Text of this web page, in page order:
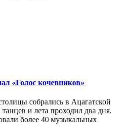
«Голос кочевников»
собрались в Ацагатской
и лета проходил два дня.
более 40 музыкальных